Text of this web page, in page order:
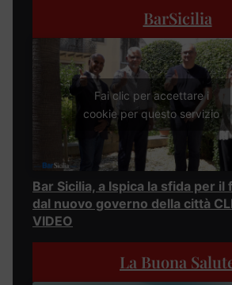
BarSicilia
Fai clic per accettare i
cookie per questo servizio
Bar Sicilia, a Ispica la sfida per il
dal nuovo governo della città
VIDEO
La Buona